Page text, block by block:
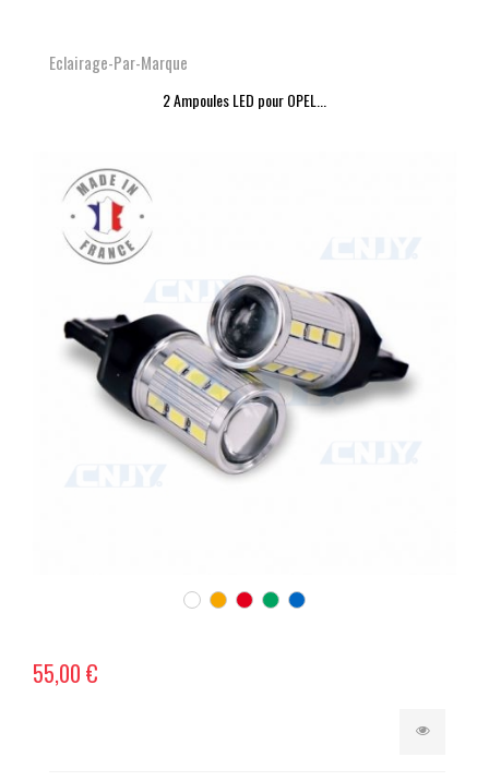
Eclairage-Par-Marque
2 Ampoules LED pour OPEL...
55,00 €